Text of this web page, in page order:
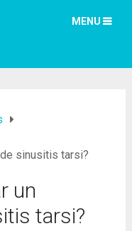
MENU
sinusitis tarsi?
un
tarsi?